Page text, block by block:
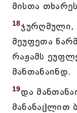
მისთა თხარეს
18ჯურღმული,
მეუფეთა
რაჟამს
მანთანაინდ.
19და
მანანაჱლით